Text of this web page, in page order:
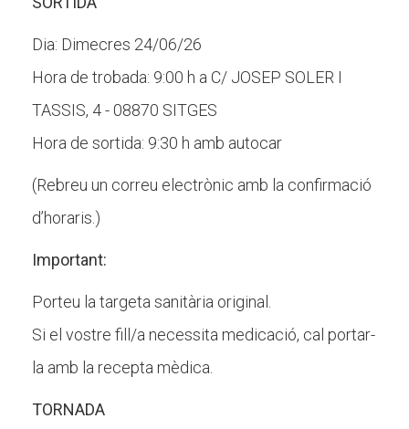
Dia: Dimecres 24/06/26
Hora de trobada: 9:00 h a C/ JOSEP SOLER I
TASSIS, 4 - 08870 SITGES
Hora de sortida: 9:30 h amb autocar
(Rebreu un correu electrònic amb la confirmació
d’horaris.)
Important:
Porteu la targeta sanitària original.
Si el vostre fill/a necessita medicació, cal portar-
la amb la recepta mèdica.
TORNADA